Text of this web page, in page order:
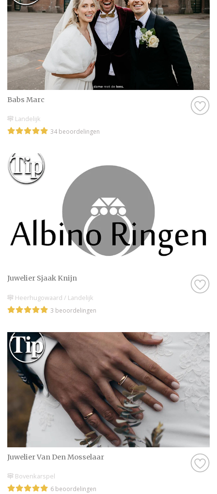
Babs Marc
Landelijk
34 beoordelingen
Juwelier Sjaak Knijn
Heerhugowaard / Landelijk
3 beoordelingen
Juwelier Van Den Mosselaar
Bovenkarspel
6 beoordelingen